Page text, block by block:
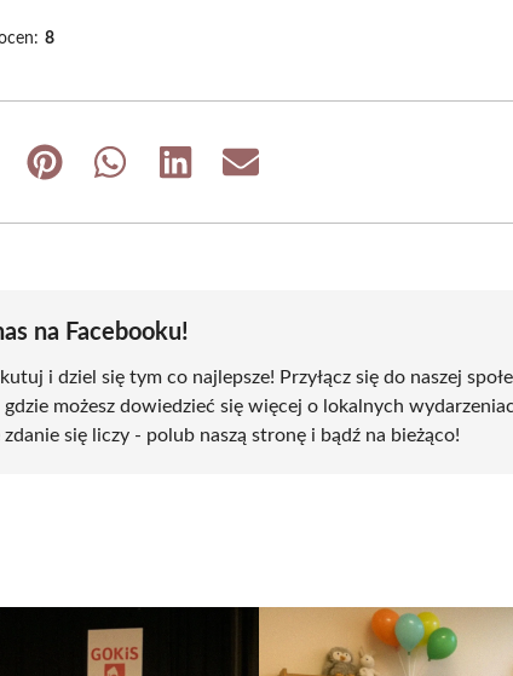
8
Share
Share
Share
Share
na Facebooku!
i dziel się tym co najlepsze! Przyłącz się do naszej
gdzie możesz dowiedzieć się więcej o lokalnych
się liczy - polub naszą stronę i bądź na bieżąco!